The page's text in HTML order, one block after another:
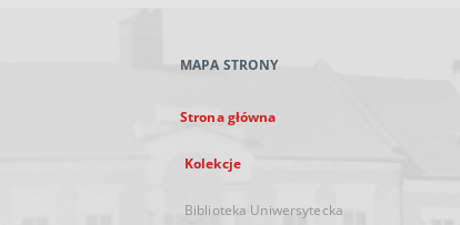
MAPA STRONY
Strona główna
Kolekcje
Biblioteka Uniwersytecka